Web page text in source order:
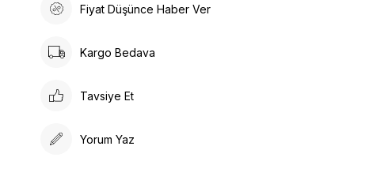
Fiyat Düşünce Haber Ver
Kargo Bedava
Tavsiye Et
Yorum Yaz